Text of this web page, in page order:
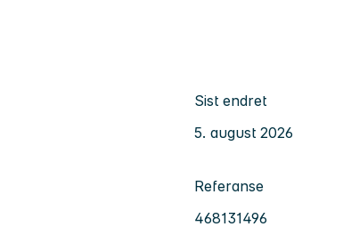
Sist endret
5. august 2026
Referanse
468131496